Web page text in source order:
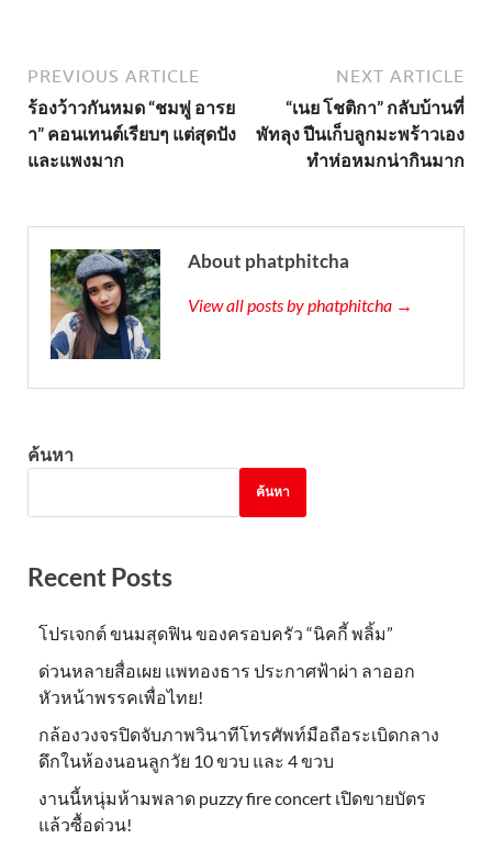
PREVIOUS ARTICLE
ร้องว้าวกันหมด “ชมพู่ อารย
า” คอนเทนต์เรียบๆ แต่สุดปัง
และแพงมาก
NEXT ARTICLE
“เนย โชติกา” กลับบ้านที่
พัทลุง ปีนเก็บลูกมะพร้าวเอง
ทำห่อหมกน่ากินมาก
About phatphitcha
View all posts by phatphitcha →
ค้นหา
ค้นหา
Recent Posts
โปรเจกต์ ขนมสุดฟิน ของครอบครัว “นิคกี้ พลิ้ม”
ด่วนหลายสื่อเผย แพทองธาร ประกาศฟ้าผ่า ลาออก
หัวหน้าพรรคเพื่อไทย!
กล้องวงจรปิดจับภาพวินาทีโทรศัพท์มือถือระเบิดกลาง
ดึกในห้องนอนลูกวัย 10 ขวบ และ 4 ขวบ
งานนี้หนุ่มห้ามพลาด puzzy fire concert เปิดขายบัตร
แล้วซื้อด่วน!